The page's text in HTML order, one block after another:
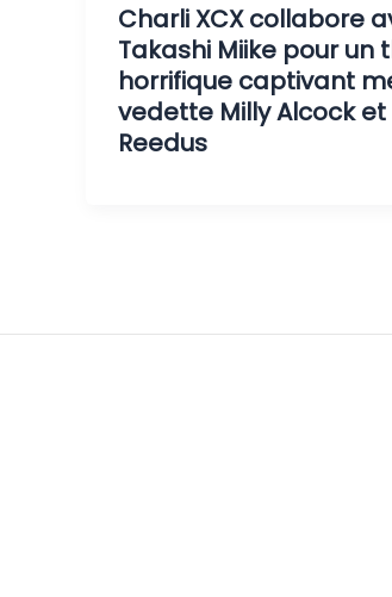
Charli XCX collabore
Takashi Miike pour un
horrifique captivant
vedette Milly Alcock
Reedus